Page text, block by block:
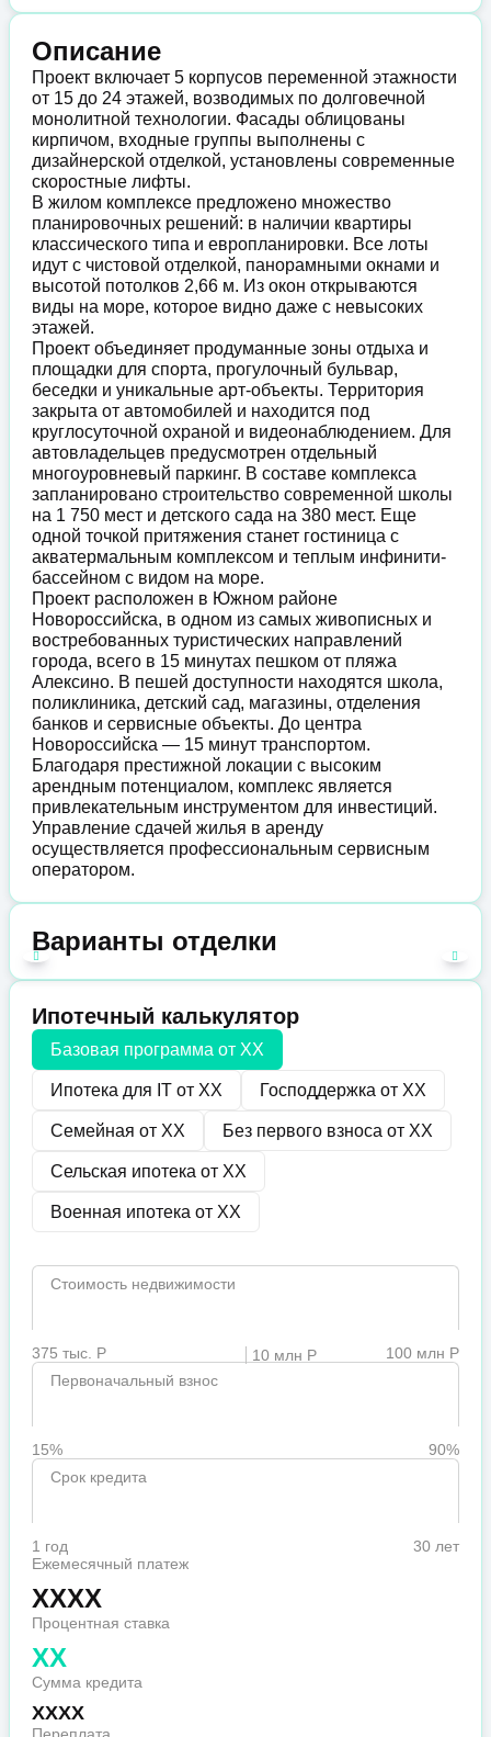
Описание
Проект включает 5 корпусов переменной этажности
от 15 до 24 этажей, возводимых по долговечной
монолитной технологии. Фасады облицованы
кирпичом, входные группы выполнены с
дизайнерской отделкой, установлены современные
скоростные лифты.
В жилом комплексе предложено множество
планировочных решений: в наличии квартиры
классического типа и европланировки. Все лоты
идут с чистовой отделкой, панорамными окнами и
высотой потолков 2,66 м. Из окон открываются
виды на море, которое видно даже с невысоких
этажей.
Проект объединяет продуманные зоны отдыха и
площадки для спорта, прогулочный бульвар,
беседки и уникальные арт-объекты. Территория
закрыта от автомобилей и находится под
круглосуточной охраной и видеонаблюдением. Для
автовладельцев предусмотрен отдельный
многоуровневый паркинг. В составе комплекса
запланировано строительство современной школы
на 1 750 мест и детского сада на 380 мест. Еще
одной точкой притяжения станет гостиница с
акватермальным комплексом и теплым инфинити-
бассейном с видом на море.
Проект расположен в Южном районе
Новороссийска, в одном из самых живописных и
востребованных туристических направлений
города, всего в 15 минутах пешком от пляжа
Алексино. В пешей доступности находятся школа,
поликлиника, детский сад, магазины, отделения
банков и сервисные объекты. До центра
Новороссийска — 15 минут транспортом.
Благодаря престижной локации с высоким
арендным потенциалом, комплекс является
привлекательным инструментом для инвестиций.
Управление сдачей жилья в аренду
осуществляется профессиональным сервисным
оператором.
Варианты отделки
Ипотечный калькулятор
Базовая программа от XX
Ипотека для IT от XX Господдержка от XX
Семейная от XX Без первого взноса от XX
Сельская ипотека от XX
Военная ипотека от XX
Стоимость недвижимости
375 тыс. Р 10 млн Р
100 млн Р
Первоначальный взнос
15%
90%
Срок кредита
1 год
30 лет
Ежемесячный платеж
XXXX
Процентная ставка
XX
Сумма кредита
XXXX